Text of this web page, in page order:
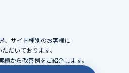
、サイト種別のお客様に
だいております。
から改善例をご紹介します。